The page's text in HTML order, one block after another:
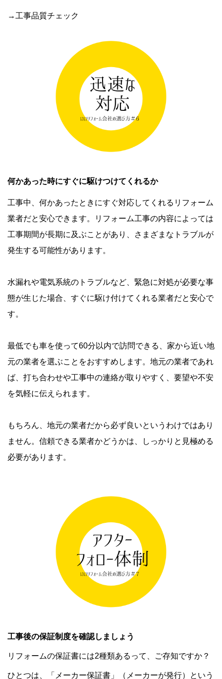
→工事品質チェック
何かあった時にすぐに駆けつけてくれるか
工事中、何かあったときにすぐ対応してくれるリフォーム
業者だと安心できます。リフォーム工事の内容によっては
工事期間が長期に及ぶことがあり、さまざまなトラブルが
発生する可能性があります。
水漏れや電気系統のトラブルなど、緊急に対処が必要な事
態が生じた場合、すぐに駆け付けてくれる業者だと安心で
す。
最低でも車を使って60分以内で訪問できる、家から近い地
元の業者を選ぶことをおすすめします。地元の業者であれ
ば、打ち合わせや工事中の連絡が取りやすく、要望や不安
を気軽に伝えられます。
もちろん、地元の業者だから必ず良いというわけではあり
ません。信頼できる業者かどうかは、しっかりと見極める
必要があります。
工事後の保証制度を確認しましょう
リフォームの保証書には2種類あるって、ご存知ですか？
ひとつは、「メーカー保証書」（メーカーが発行）という